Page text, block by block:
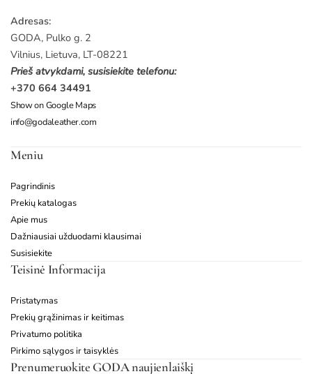
Adresas:
GODA, Pulko g. 2
Vilnius, Lietuva, LT-08221
Prieš atvykdami, susisiekite telefonu:
+370 664 34491
Show on Google Maps
info@godaleather.com
Meniu
Pagrindinis
Prekių katalogas
Apie mus
Dažniausiai užduodami klausimai
Susisiekite
Teisinė Informacija
Pristatymas
Prekių grąžinimas ir keitimas
Privatumo politika
Pirkimo sąlygos ir taisyklės
Prenumeruokite GODA naujienlaiškį